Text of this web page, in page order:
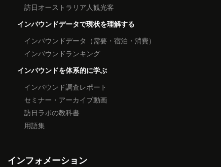
訪日オーストラリア人観光客
インバウンドデータで現状を理解する
インバウンドデータ（需要・宿泊・消費）
インバウンドランキング
インバウンドを体系的に学ぶ
インバウンド調査レポート
セミナー・アーカイブ動画
訪日ラボの教科書
用語集
インフォメーション